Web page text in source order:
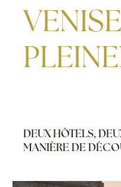
DEUX HÔTELS,
MANIÈRE DE